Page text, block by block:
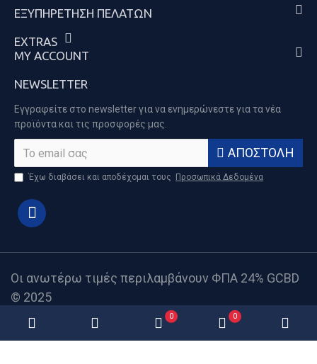
ΕΞΥΠΗΡΈΤΗΣΗ ΠΕΛΑΤΏΝ
EXTRAS
MY ACCOUNT
NEWSLETTER
Εγγραφείτε στο newsletter για να ενημερώνεστε για τα νέα
προϊόντα και τις προσφορές μας.
ΑΠΟΣΤΟΛΉ
Έχω διαβάσει και αποδέχομαι τους Προσωπικά Δεδομένα
Οι ανωτέρω τιμές περιλαμβάνουν ΦΠΑ 24% GCBD
© 2025
0 0